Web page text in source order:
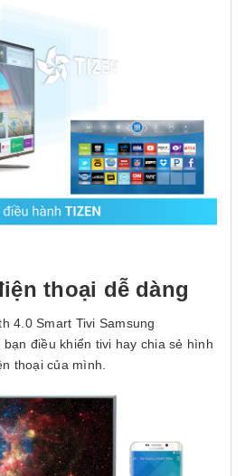
thoại dễ dàng
4.0 Smart Tivi Samsung
bạn điều khiển tivi hay chia sẻ hình
thoại của mình.